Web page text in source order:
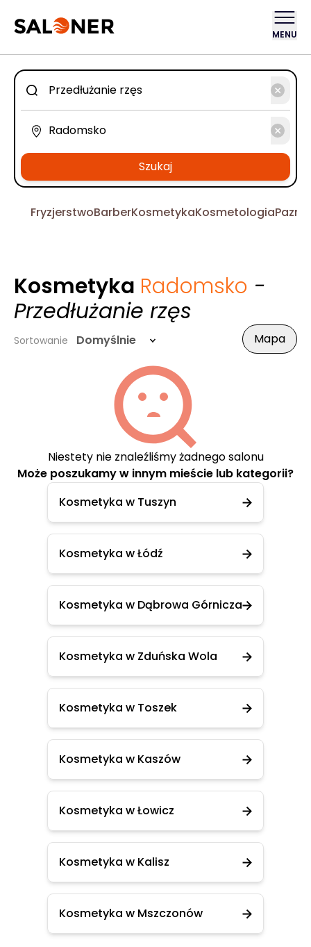
MENU
Szukaj
FryzjerstwoBarberKosmetykaKosmetologia
Kosmetyka Radomsko -
Przedłużanie rzęs
Sortowanie Domyślnie Mapa
Niestety nie znaleźliśmy żadnego salonu
Może poszukamy w innym mieście lub kategorii?
Kosmetyka w Tuszyn
Kosmetyka w Łódź
Kosmetyka w Dąbrowa Górnicza
Kosmetyka w Zduńska Wola
Kosmetyka w Toszek
Kosmetyka w Kaszów
Kosmetyka w Łowicz
Kosmetyka w Kalisz
Kosmetyka w Mszczonów